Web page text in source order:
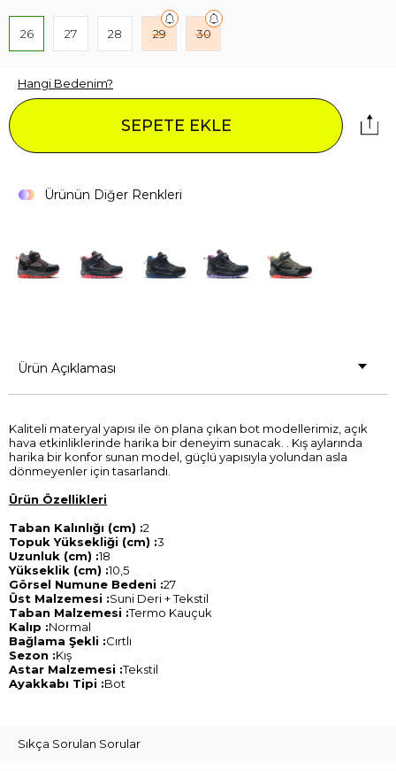
26 27 28 29 30
Hangi Bedenim?
SEPETE EKLE
Ürünün Diğer Renkleri
Ürün Açıklaması
Kaliteli materyal yapısı ile ön plana çıkan bot modellerimiz, açık
hava etkinliklerinde harika bir deneyim sunacak. . Kış aylarında
harika bir konfor sunan model, güçlü yapısıyla yolundan asla
dönmeyenler için tasarlandı.
Ürün Özellikleri
Taban Kalınlığı (cm) :2
Topuk Yüksekliği (cm) :3
Uzunluk (cm) :18
Yükseklik (cm) :10,5
Görsel Numune Bedeni :27
Üst Malzemesi :Suni Deri + Tekstil
Taban Malzemesi :Termo Kauçuk
Kalıp :Normal
Bağlama Şekli :Cırtlı
Sezon :Kış
Astar Malzemesi :Tekstil
Ayakkabı Tipi :Bot
Sıkça Sorulan Sorular